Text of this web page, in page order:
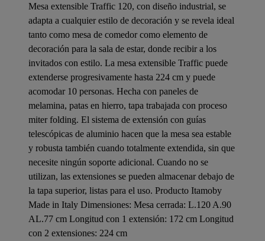
Mesa extensible Traffic 120, con diseño industrial, se
adapta a cualquier estilo de decoración y se revela ideal
tanto como mesa de comedor como elemento de
decoración para la sala de estar, donde recibir a los
invitados con estilo. La mesa extensible Traffic puede
extenderse progresivamente hasta 224 cm y puede
acomodar 10 personas. Hecha con paneles de
melamina, patas en hierro, tapa trabajada con proceso
miter folding. El sistema de extensión con guías
telescópicas de aluminio hacen que la mesa sea estable
y robusta también cuando totalmente extendida, sin que
necesite ningún soporte adicional. Cuando no se
utilizan, las extensiones se pueden almacenar debajo de
la tapa superior, listas para el uso. Producto Itamoby
Made in Italy Dimensiones: Mesa cerrada: L.120 A.90
AL.77 cm Longitud con 1 extensión: 172 cm Longitud
con 2 extensiones: 224 cm